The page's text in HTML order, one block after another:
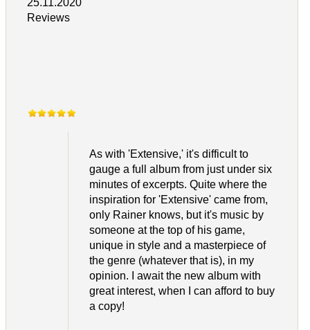
Reviews
As with 'Extensive,' it's difficult to
gauge a full album from just under six
minutes of excerpts. Quite where the
inspiration for 'Extensive' came from,
only Rainer knows, but it's music by
someone at the top of his game,
unique in style and a masterpiece of
the genre (whatever that is), in my
opinion. I await the new album with
great interest, when I can afford to buy
a copy!